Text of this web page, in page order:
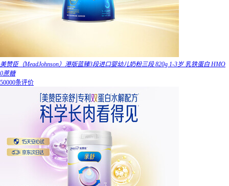
美赞臣（MeadJohnson）港版蓝臻3段进口婴幼儿奶粉三段 820g 1-3岁 乳铁蛋白 HMO
0蔗糖
50000条评价